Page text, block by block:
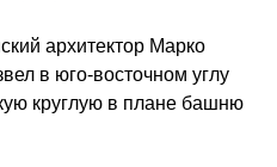
архитектор Марко
в юго-восточном углу
круглую в плане башню